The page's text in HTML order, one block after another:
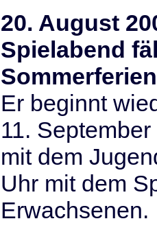
20. August
Spielabend
Er beginnt
11.
mit dem
Uhr mit dem
Erwachsenen.